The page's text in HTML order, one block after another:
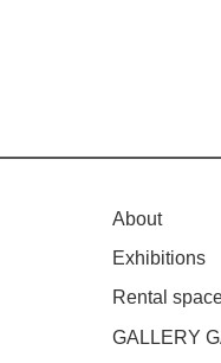
About
Exhibitions
Rental
GALLERY